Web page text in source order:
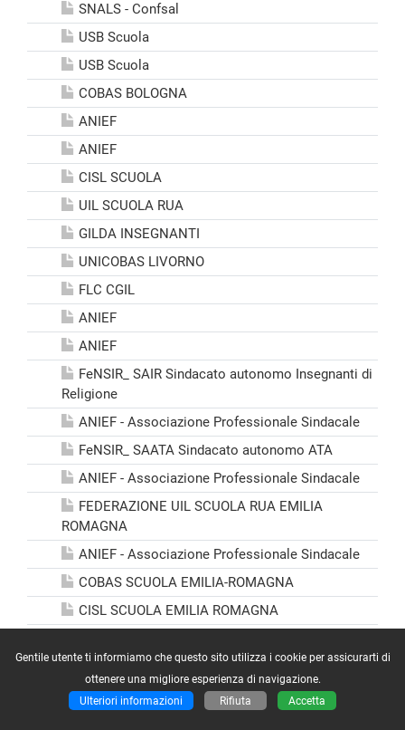
SNALS - Confsal
USB Scuola
USB Scuola
COBAS BOLOGNA
ANIEF
ANIEF
CISL SCUOLA
UIL SCUOLA RUA
GILDA INSEGNANTI
UNICOBAS LIVORNO
FLC CGIL
ANIEF
ANIEF
FeNSIR_ SAIR Sindacato autonomo Insegnanti di
Religione
ANIEF - Associazione Professionale Sindacale
FeNSIR_ SAATA Sindacato autonomo ATA
ANIEF - Associazione Professionale Sindacale
FEDERAZIONE UIL SCUOLA RUA EMILIA
ROMAGNA
ANIEF - Associazione Professionale Sindacale
COBAS SCUOLA EMILIA-ROMAGNA
CISL SCUOLA EMILIA ROMAGNA
conoscenza
FLC CGIL
UNICOBAS scuola e Università
Gentile utente ti informiamo che questo sito utilizza i cookie per assicurarti di
ottenere una migliore esperienza di navigazione.
Ulteriori informazioni
Rifiuta Accetta